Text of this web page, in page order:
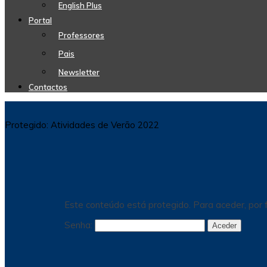
English Plus
Portal
Professores
Pais
Newsletter
Contactos
Protegido: Atividades de Verão 2022
Este conteúdo está protegido. Para aceder, por
Senha: